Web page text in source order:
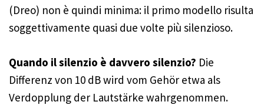
(Dreo) non è quindi minima: il primo modello risulta
soggettivamente quasi due volte più silenzioso.
Quando il silenzio è davvero silenzio? Die
Differenz von 10 dB wird vom Gehör etwa als
Verdopplung der Lautstärke wahrgenommen.